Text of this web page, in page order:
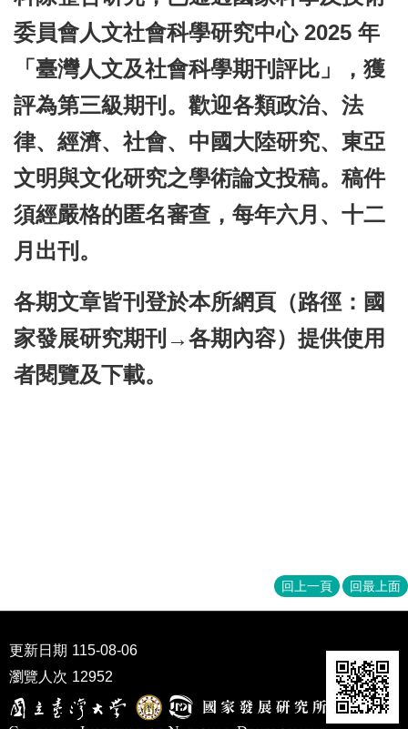
成
員
博
班
碩
士
班
在
職
專
班
研
究
期
刊
委員會人文社會科學研究中心 2025 年
「臺灣人文及社會科學期刊評比」，獲
評為第三級期刊。歡迎各類政治、法
律、經濟、社會、中國大陸研究、東亞
文明與文化研究之學術論文投稿。稿件
須經嚴格的匿名審查，每年六月、十二
月出刊。
各期文章皆刊登於本所網頁（路徑：國
家發展研究期刊→各期內容）提供使用
者閱覽及下載。
回上一頁 回最上面
更新日期 115-08-06
瀏覽人次 12952